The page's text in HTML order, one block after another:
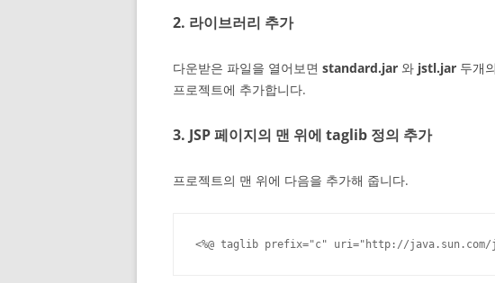
2. 라이브러리 추가
다운받은 파일을 열어보면 standard.jar 와 jstl.jar 두개
프로젝트에 추가합니다.
3. JSP 페이지의 맨 위에 taglib 정의 추가
프로젝트의 맨 위에 다음을 추가해 줍니다.
<%@ taglib prefix="c" uri="http://